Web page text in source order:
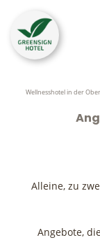
Wellnesshotel in der
Alleine, zu
Angebote,